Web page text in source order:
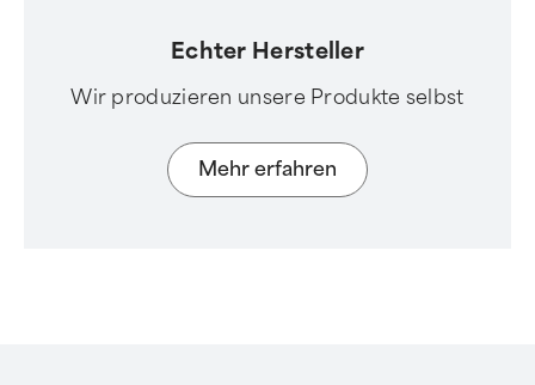
Echter Hersteller
Wir produzieren unsere Produkte selbst
Mehr erfahren